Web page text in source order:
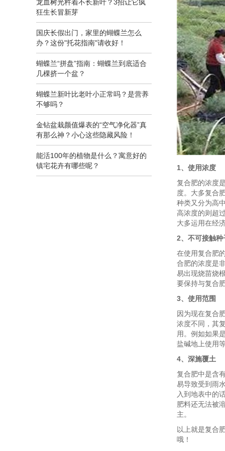
龙血树光杵着不长新叶？3招让它疯
狂生长冒新芽
国庆长假出门，家里的蝴蝶兰怎么
办？这份"托花指南"请收好！
蝴蝶兰“拼盘”指南：蝴蝶兰到底适合
几棵挤一个盆？
蝴蝶兰新叶比老叶小正常吗？是营养
不够吗？
金钻盆栽颜值爆表的“空气净化器”真
有那么神？小心这些隐藏风险！
能活100年的植物是什么？寓意好的
镇宅花卉有哪些呢？
1、使用浓度
复合肥的浓度
度。大多复合
种类又分为高
高浓度的则超
大多运用在经
2、不可接触种
在使用复合肥
合肥的浓度是
易出现烧苗烧
要保持与复合
3、使用范围
因为现在复合
浓度不同，其
用。例如如果
盐碱地上使用
4、深施覆土
复合肥中是含
易导致受到雨
入到地表中的
肥料还无法被
主。
以上就是复合
哦！